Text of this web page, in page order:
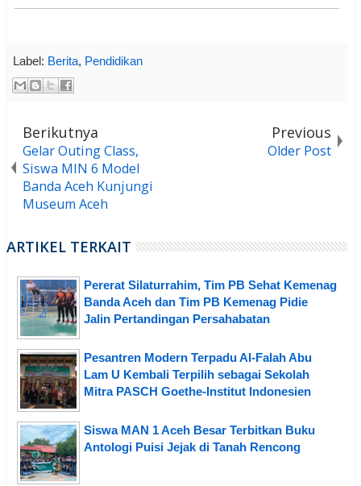
Label: Berita, Pendidikan
Berikutnya
Gelar Outing Class,
Siswa MIN 6 Model
Banda Aceh Kunjungi
Museum Aceh
Previous
Older Post
ARTIKEL TERKAIT
Pererat Silaturrahim, Tim PB Sehat Kemenag
Banda Aceh dan Tim PB Kemenag Pidie
Jalin Pertandingan Persahabatan
Pesantren Modern Terpadu Al-Falah Abu
Lam U Kembali Terpilih sebagai Sekolah
Mitra PASCH Goethe-Institut Indonesien
Siswa MAN 1 Aceh Besar Terbitkan Buku
Antologi Puisi Jejak di Tanah Rencong